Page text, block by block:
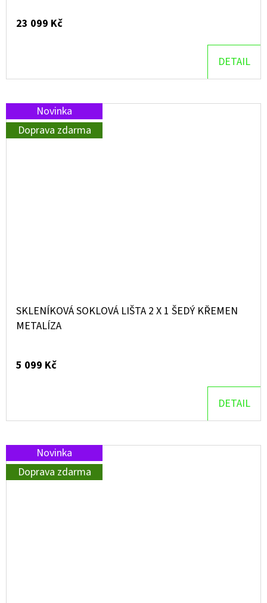
23 099 Kč
DETAIL
Novinka
Doprava zdarma
SKLENÍKOVÁ SOKLOVÁ LIŠTA 2 X 1 ŠEDÝ KŘEMEN
METALÍZA
5 099 Kč
DETAIL
Novinka
Doprava zdarma